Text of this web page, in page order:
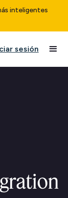
inteligentes
sesión